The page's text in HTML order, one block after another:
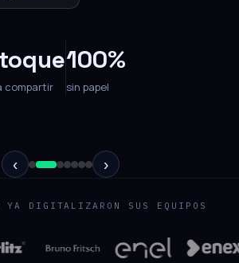
compartir
100%
sin papel
‹ ›
YA DIGITALIZARON SUS EQUIPOS